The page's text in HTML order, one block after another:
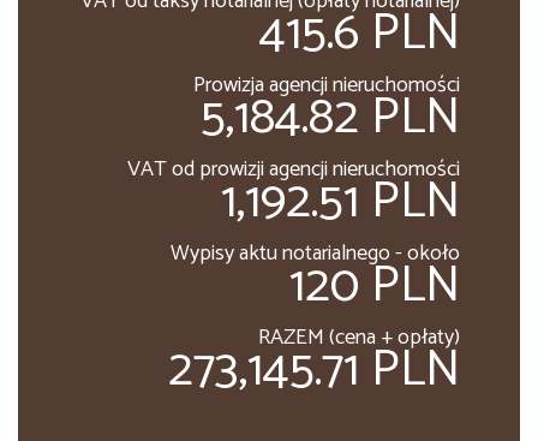
415.6 PLN
Prowizja agencji nieruchomości
5,184.82 PLN
VAT od prowizji agencji nieruchomości
1,192.51 PLN
Wypisy aktu notarialnego - około
120 PLN
RAZEM (cena + opłaty)
273,145.71 PLN